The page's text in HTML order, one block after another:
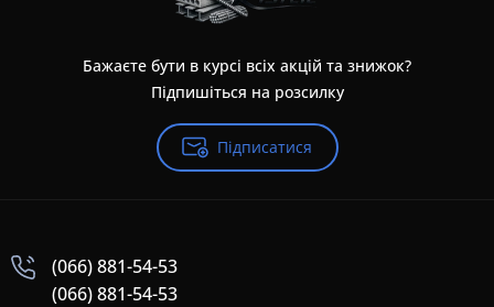
Бажаєте бути в курсі всіх акцій та знижок?
Підпишіться на розсилку
Підписатися
(066) 881-54-53
(066) 881-54-53